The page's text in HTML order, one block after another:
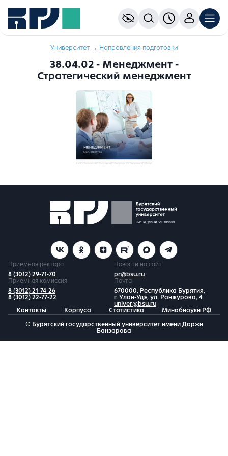
Университет → Направления подготовки
38.04.02 - Менеджмент -
Стратегический менеджмент
Приемная ректора
8 (3012) 29-71-70
Новости на сайт
pr@bsu.ru
Приемная комиссия
8 (3012) 21-74-26
8 (3012) 22-77-22
Почта
670000, Республика Бурятия,
г. Улан-Удэ, ул. Ранжурова, 4
univer@bsu.ru
Контакты
Корпуса Статистика Минобнауки РФ
© Бурятский государственный университет имени Доржи
Банзарова